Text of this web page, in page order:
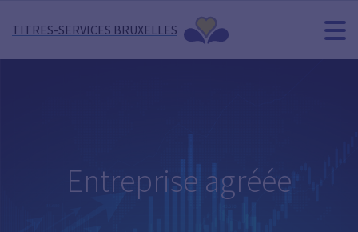
TITRES-SERVICES BRUXELLES
Entreprise agréée